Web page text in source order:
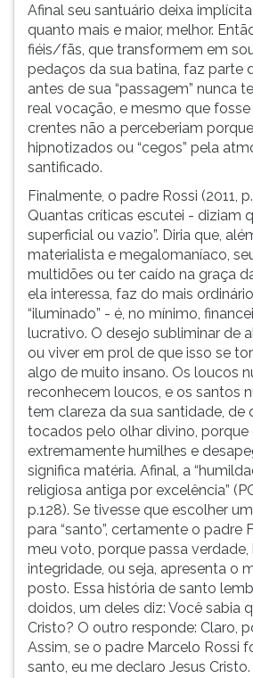
Afinal seu santuário deixa
quanto mais e maior, melhor.
fiéis/fãs, que transformem em
pedaços da sua batina, faz parte
antes de sua “passagem” nunca
real vocação, e mesmo que
crentes não a perceberiam
hipnotizados ou “cegos” pela
santificado.
Finalmente, o padre Rossi (2011,
Quantas críticas escutei - diziam
superficial ou vazio”. Diria que,
materialista e megalomaníaco,
multidões ou ter caído na graça
ela interessa, faz do mais
“iluminado” - é, no mínimo,
lucrativo. O desejo subliminar de
ou viver em prol de que isso se
algo de muito insano. Os loucos
reconhecem loucos, e os santos
tem clareza da sua santidade, de
tocados pelo olhar divino, porque
extremamente humilhes e
significa matéria. Afinal, a
religiosa antiga por excelência”
p.128). Se tivesse que escolher
para “santo”, certamente o padre
meu voto, porque passa verdade,
integridade, ou seja, apresenta o
posto. Essa história de santo
doidos, um deles diz: Você sabia
Cristo? O outro responde: Claro,
Assim, se o padre Marcelo Rossi
santo, eu me declaro Jesus Cristo.